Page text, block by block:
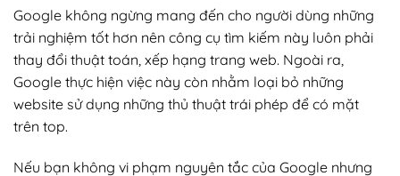
Google không ngừng mang đến cho người dùng những
trải nghiệm tốt hơn nên công cụ tìm kiếm này luôn phải
thay đổi thuật toán, xếp hạng trang web. Ngoài ra,
Google thực hiện việc này còn nhằm loại bỏ những
website sử dụng những thủ thuật trái phép để có mặt
trên top.
Nếu bạn không vi phạm nguyên tắc của Google nhưng